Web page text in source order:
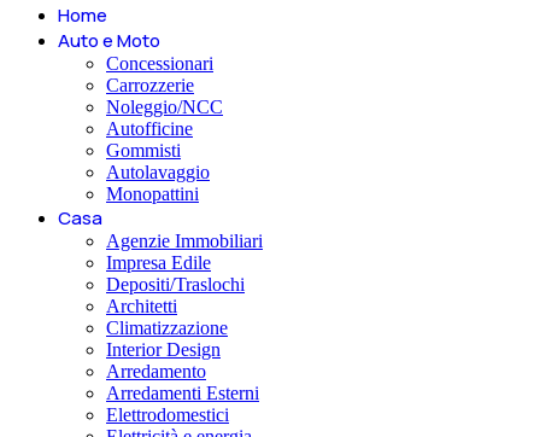
Home
Auto e Moto
Concessionari
Carrozzerie
Noleggio/NCC
Autofficine
Gommisti
Autolavaggio
Monopattini
Casa
Agenzie Immobiliari
Impresa Edile
Depositi/Traslochi
Architetti
Climatizzazione
Interior Design
Arredamento
Arredamenti Esterni
Elettrodomestici